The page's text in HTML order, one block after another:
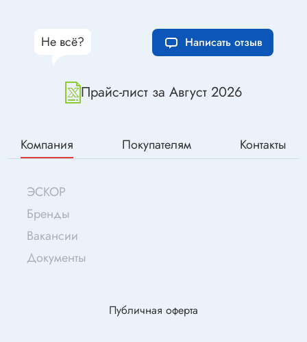
Прайс-лист за Август 2026
Не всё? Написать отзыв
Компания Покупателям Контакты
ЭСКОР
Бренды
Вакансии
Документы
Публичная оферта